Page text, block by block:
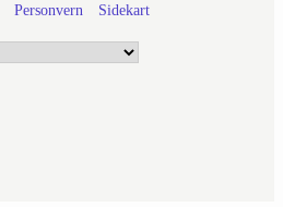
Personvern Sidekart